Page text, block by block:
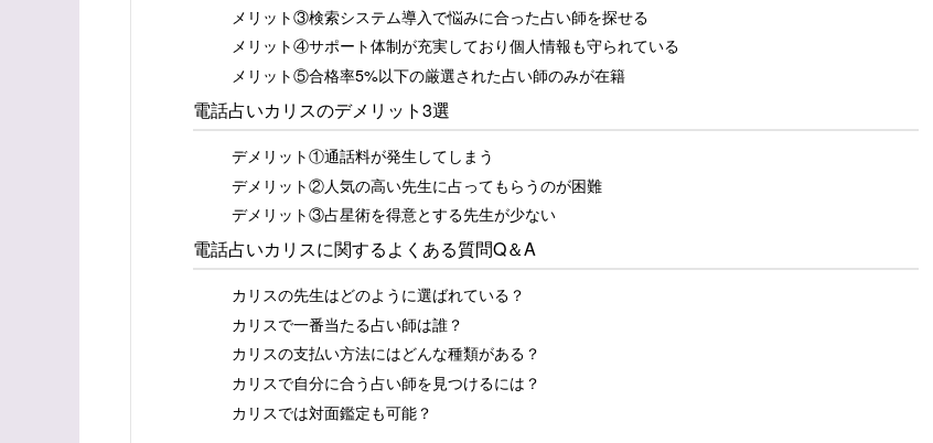
メリット③検索システム導入で悩みに合った占い師を探せる
メリット④サポート体制が充実しており個人情報も守られている
メリット⑤合格率5%以下の厳選された占い師のみが在籍
電話占いカリスのデメリット3選
デメリット①通話料が発生してしまう
デメリット②人気の高い先生に占ってもらうのが困難
デメリット③占星術を得意とする先生が少ない
電話占いカリスに関するよくある質問Q＆A
カリスの先生はどのように選ばれている？
カリスで一番当たる占い師は誰？
カリスの支払い方法にはどんな種類がある？
カリスで自分に合う占い師を見つけるには？
カリスでは対面鑑定も可能？